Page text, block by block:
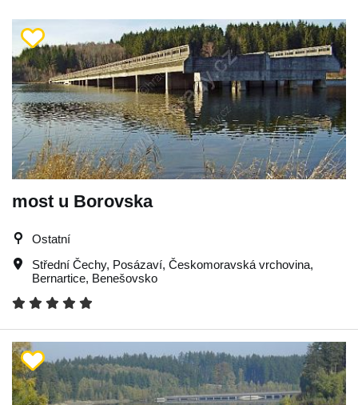
most u Borovska
Ostatní
Střední Čechy, Posázaví, Českomoravská vrchovina,
Bernartice, Benešovsko